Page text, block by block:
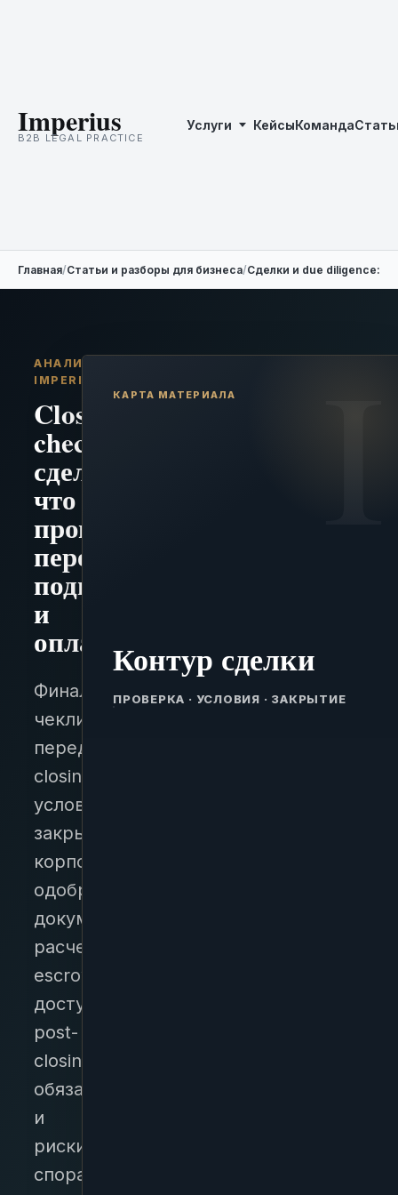
Imperius
B2B LEGAL PRACTICE
Услуги КейсыКоманда
Главная/Статьи и разборы для бизнеса/Сделки и due diligence:
АНАЛИТИКА
IMPERIUS
Closing
checklist
сделки:
что
проверить
перед
подписанием
и
оплатой
Финальный
чеклист
перед
closing:
условия
закрытия,
корпоративные
одобрения,
документы,
расчеты,
escrow,
доступы,
post-
closing
обязанности
и
риски
спора.
КАРТА МАТЕРИАЛА
Контур сделки
ПРОВЕРКА · УСЛОВИЯ · ЗАКРЫТИЕ